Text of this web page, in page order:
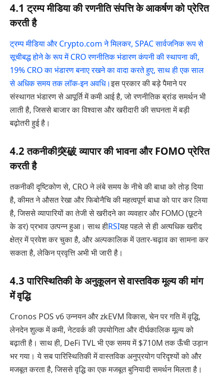
4.1 ट्रम्प मीडिया की रणनीति संपत्ति के आकर्षण को प्रेरित
करती है
ट्रम्प मीडिया और Crypto.com ने मिलकर, SPAC सार्वजनिक रूप से
सूचीबद्ध होने के रूप में CRO रणनीतिक भंडारण कंपनी की स्थापना की,
19% CRO का भंडारण बनाए रखने का वादा करते हुए, साथ ही एक साल
से अधिक समय तक लॉक-इन अवधि।इस प्रकार की बड़े पैमाने पर
संस्थागत भंडारण से आपूर्ति में कमी आई है, जो रणनीतिक ब्रांड समर्थन भी
लाती है, जिससे बाजार का विश्वास और खरीदारी की सघनता में बड़ी
बढ़ोतरी हुई है।
4.2 तकनीकी突破 व्यापार की भावना और FOMO प्रेरित
करती है
तकनीकी दृष्टिकोण से, CRO ने लंबे समय के नीचे की बाधा को तोड़ दिया
है, कीमत ने औसत रेखा और फिबोनैचि की महत्वपूर्ण बाधा को पार कर लिया
है, जिससे व्यापारियों का तेजी से खरीदने का व्यवहार और FOMO (छूटने
के डर) प्रभाव उत्पन्न हुआ। साथ हीRSIयह पहले से ही अत्यधिक खरीद
क्षेत्र में प्रवेश कर चुका है, और अल्पकालिक में उतार-चढ़ाव का सामना कर
सकता है, लेकिन प्रवृत्ति अभी भी जारी है।
4.3 पारिस्थितिकी के अनुकूलन से वास्तविक मूल्य की मांग
में वृद्धि
Cronos POS v6 उन्नयन और zkEVM विकास, चेन पर गति में वृद्धि,
लेनदेन शुल्क में कमी, नेटवर्क की उपयोगिता और दीर्घकालिक मूल्य को
बढ़ाती है। साथ ही, DeFi TVL भी एक समय में $710M तक ऊँची उड़ान
भर गया। ये सब पारिस्थितिकी में वास्तविक अनुप्रयोग परिदृश्यों को और
मजबूत करता है, जिससे वृद्धि का एक मजबूत बुनियादी समर्थन मिलता है।